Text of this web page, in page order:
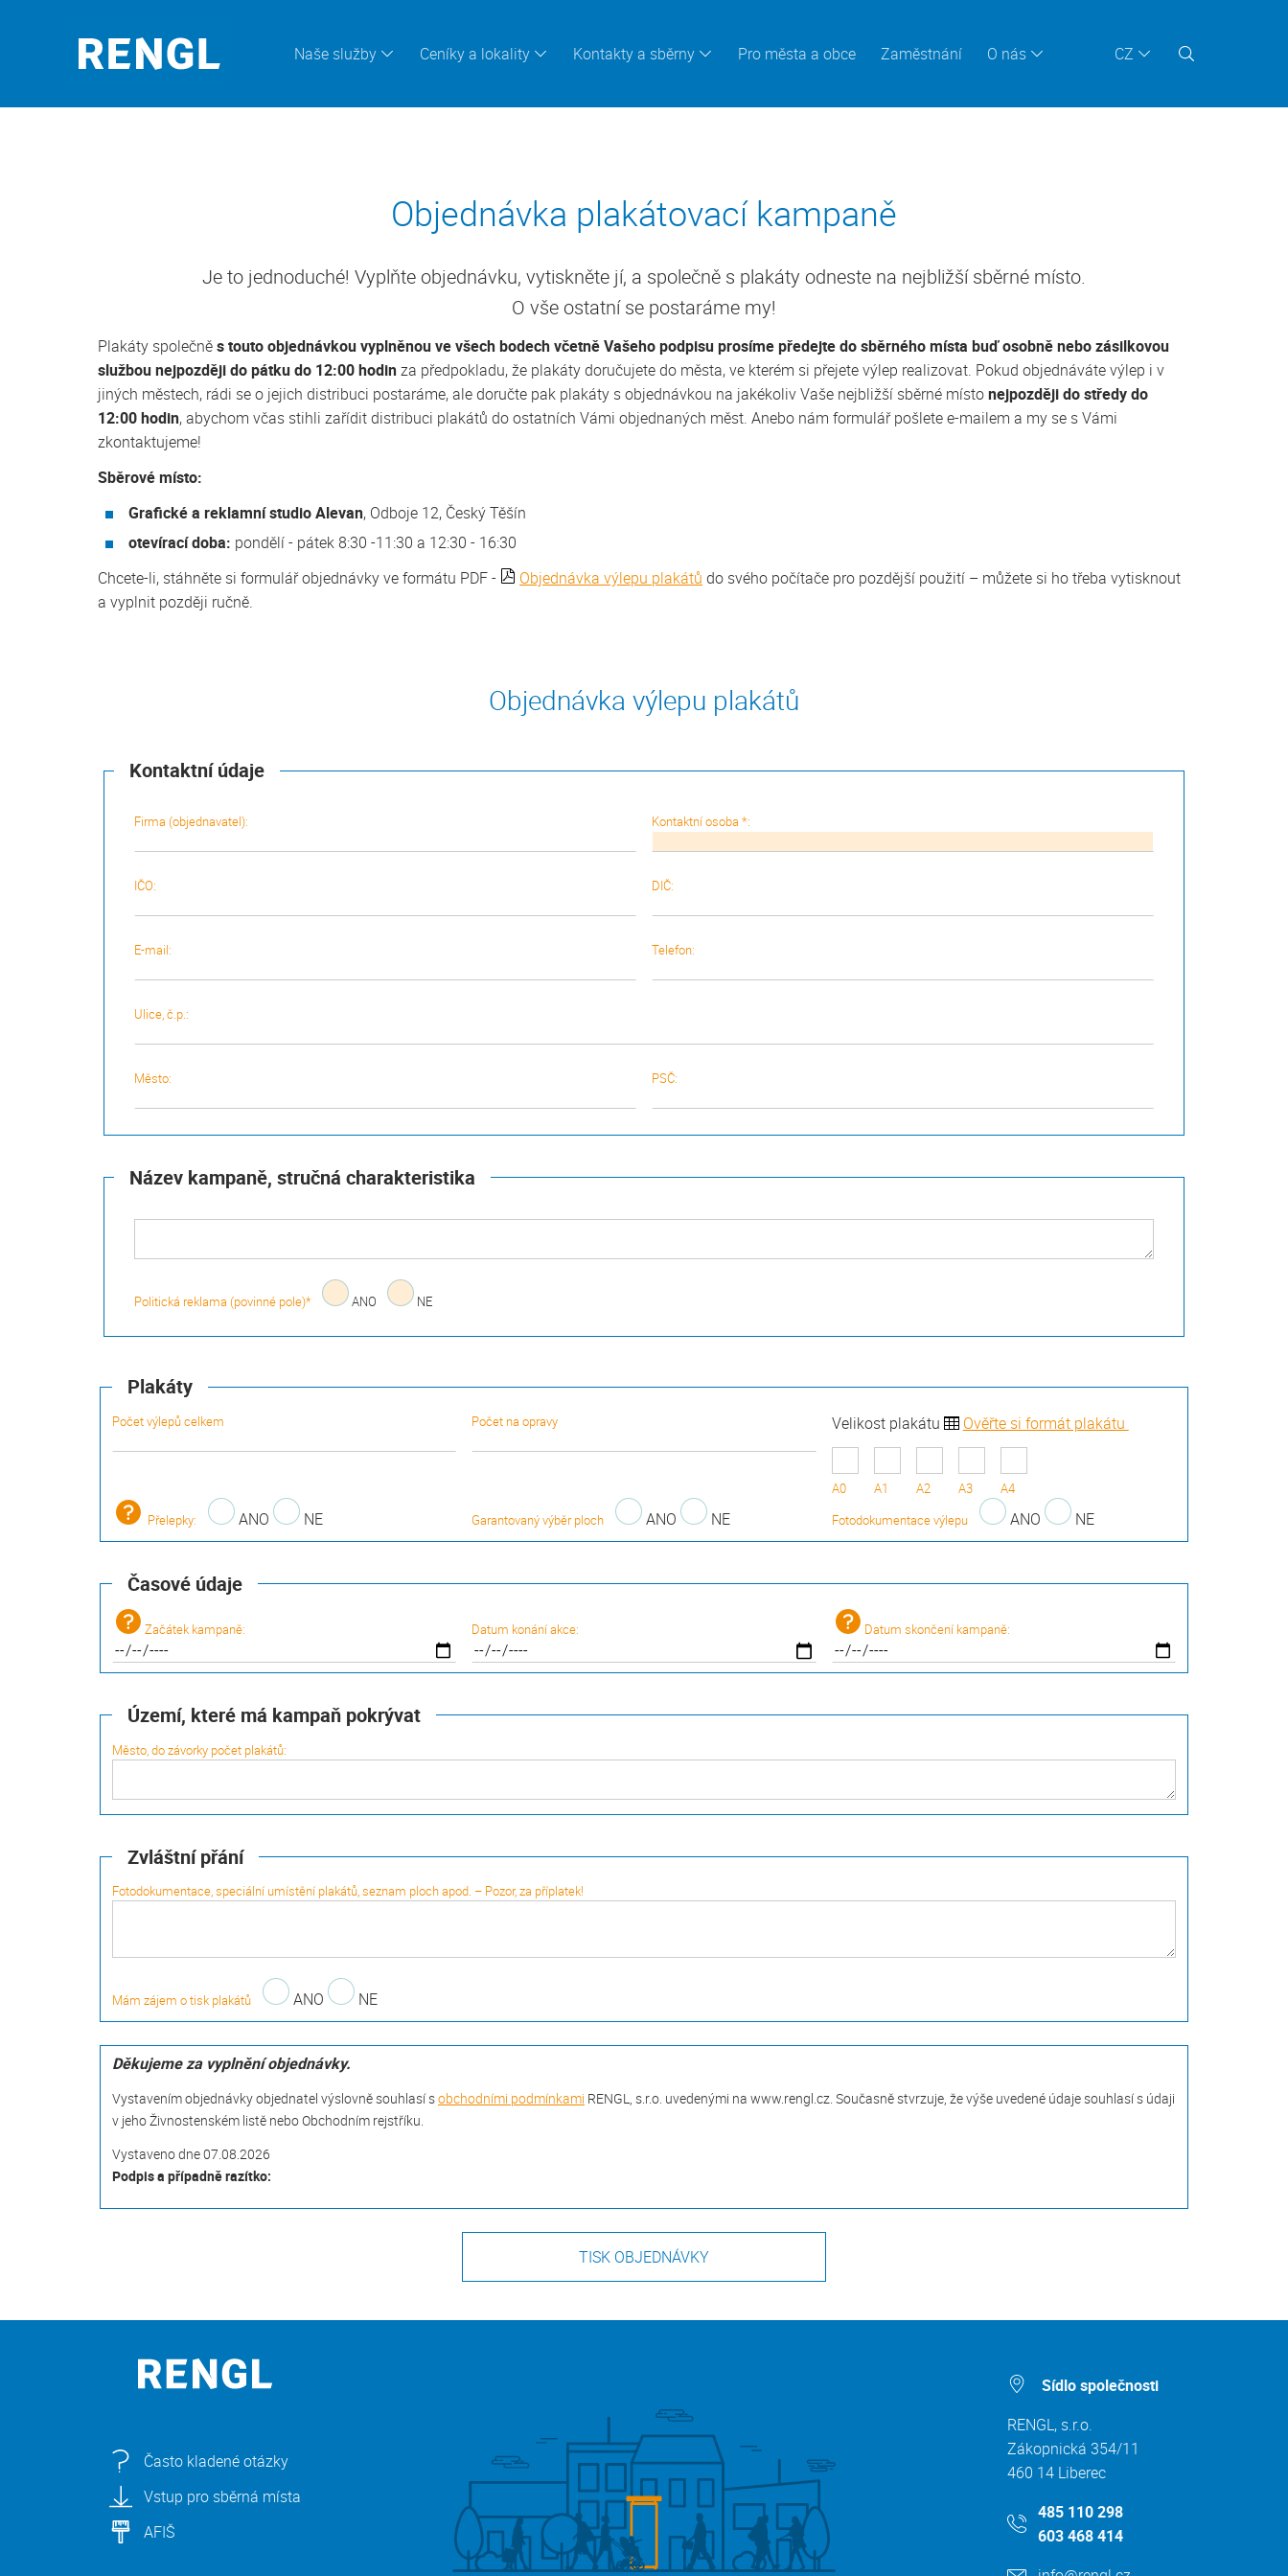
CZ
Naše služby Ceníky a lokality Kontakty a sběrny Pro města a obce Zaměstnání O nás
Objednávka plakátovací kampaně
Je to jednoduché! Vyplňte objednávku, vytiskněte jí, a společně s plakáty odneste na nejbližší sběrné místo.
O vše ostatní se postaráme my!
Plakáty společněs touto objednávkou vyplněnou ve všech bodech včetně Vašeho podpisu prosíme předejte do sběrného místa buď osobně nebo zásilkovou
službou nejpozději do pátku do 12:00 hodinza předpokladu, že plakáty doručujete do města, ve kterém si přejete výlep realizovat. Pokud objednáváte výlep i v
jiných městech, rádi se o jejich distribuci postaráme, ale doručte pak plakáty s objednávkou na jakékoliv Vaše nejbližší sběrné místonejpozději do středy do
12:00 hodin, abychom včas stihli zařídit distribuci plakátů do ostatních Vámi objednaných měst. Anebo nám formulář pošlete e-mailem a my se s Vámi
zkontaktujeme!
Sběrové místo:
Grafické a reklamní studio Alevan, Odboje 12, Český Těšín
otevírací doba: pondělí - pátek 8:30 -11:30 a 12:30 - 16:30
Chcete-li, stáhněte si formulář objednávky ve formátu PDF -
Objednávka výlepu plakátů do svého počítače pro pozdější použití – můžete si ho třeba vytisknout
a vyplnit později ručně.
Objednávka výlepu plakátů
Kontaktní údaje
Firma (objednavatel): Kontaktní osoba *:
IČO: DIČ:
E-mail: Telefon:
Ulice, č.p.:
Město: PSČ:
Název kampaně, stručná charakteristika
Politická reklama (povinné pole)* ANO NE
Plakáty
Počet výlepů celkem Počet na opravy Velikost plakátu Ověřte si formát plakátu
A0 A1 A2 A3
A4
Přelepky:
ANO NE Garantovaný výběr ploch ANO NE Fotodokumentace výlepu ANO NE
Časové údaje
Začátek kampaně: Datum konání akce: Datum skončení kampaně:
Území, které má kampaň pokrývat
Město, do závorky počet plakátů:
Zvláštní přání
Fotodokumentace, speciální umístění plakátů, seznam ploch apod. – Pozor, za příplatek!
Mám zájem o tisk plakátů ANO NE
Děkujeme za vyplnění objednávky.
Vystavením objednávky objednatel výslovně souhlasí sobchodními podmínkami RENGL, s.r.o. uvedenými na www.rengl.cz. Současně stvrzuje, že výše uvedené údaje souhlasí s údaji
v jeho Živnostenském listě nebo Obchodním rejstříku.
Vystaveno dne 07.08.2026
Podpis a případně razítko:
Často kladené otázky
Vstup pro sběrná místa
AFIŠ
Sídlo společnosti
RENGL, s.r.o.
Zákopnická 354/11
460 14 Liberec
485 110 298
603 468 414